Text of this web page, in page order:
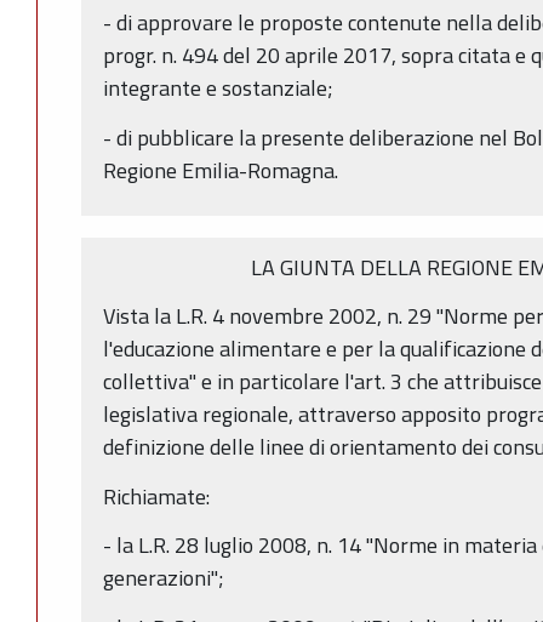
- di approvare le proposte contenute nella
progr. n. 494 del 20 aprile 2017, sopra citata e
integrante e sostanziale;
- di pubblicare la presente deliberazione nel
Regione Emilia-Romagna.
LA GIUNTA DELLA REGIONE
Vista la L.R. 4 novembre 2002, n. 29 "Norme
l'educazione alimentare e per la qualificazione
collettiva" e in particolare l'art. 3 che
legislativa regionale, attraverso apposito
definizione delle linee di orientamento dei
Richiamate:
- la L.R. 28 luglio 2008, n. 14 "Norme in
generazioni";